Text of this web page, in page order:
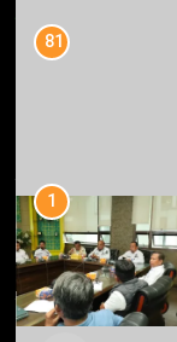
11
SIAK
Sempat
Tak Berkutik
Kampung
02
81
1